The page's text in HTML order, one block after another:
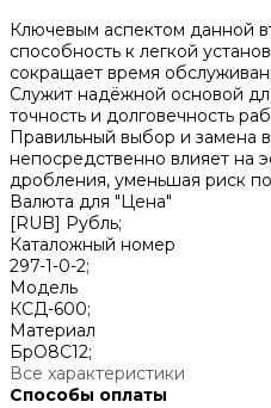
Ключевым аспектом данной
способность к легкой
сокращает время
Служит надёжной основой
точность и долговечность
Правильный выбор и замена
непосредственно влияет на
дробления, уменьшая риск
Валюта для "Цена"
[RUB] Рубль;
Каталожный номер
297-1-0-2;
Модель
КСД-600;
Материал
БрО8С12;
Все характеристики
Способы оплаты